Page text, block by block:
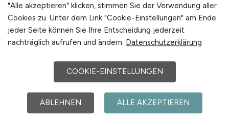
Beliebte Jobs in
Braunschweig /Branchen:Gesundheitswirtschaft,
Finanzwesen, Maschinenbau, Biotechnologie,
Informations- und Kommunikationstechnik,
Automobilindustrie, Verkehrstechnik
Beliebte Arbeitgeber inBraunschweig, die
attraktive Jobangebote bieten:Öffentliche
Versicherung Braunschweig, Technische Universität
Braunschweig, Robert Bosch GmbH, Siemens AG,
"Alle akzeptieren" klicken, stimmen Sie der Verwendung aller
Cookies zu. Unter dem Link "Cookie-Einstellungen" am Ende
jeder Seite können Sie Ihre Entscheidung jederzeit
nachträglich aufrufen und ändern. Datenschutzerklärung
COOKIE-EINSTELLUNGEN
ABLEHNEN ALLE AKZEPTIEREN